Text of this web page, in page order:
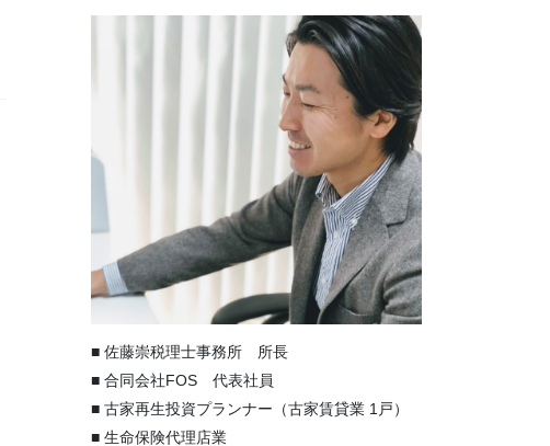
■ 佐藤崇税理士事務所 所長
■ 合同会社FOS 代表社員
■ 古家再生投資プランナー（古家賃貸業 1戸）
■ 生命保険代理店業